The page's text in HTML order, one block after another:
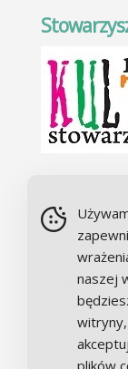
Chór Alla
naszej
plików